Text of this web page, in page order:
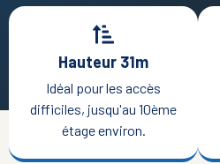
Hauteur 31m
Idéal pour les accès
difficiles, jusqu'au 10ème
étage environ.